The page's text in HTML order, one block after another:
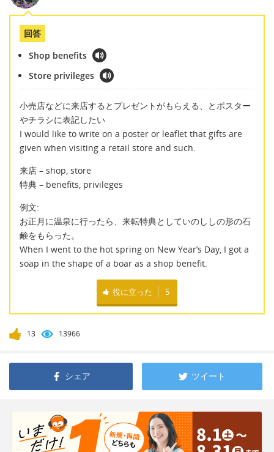
回答
Shop benefits
Store privileges
小売店などに来店するとプレゼントがもらえる、とポスター
やチラシに表記したい
I would like to write on a poster or leaflet that gifts are
given when visiting a retail store and such.
来店 – shop, store
特典 – benefits, privileges
例文:
お正月に温泉に行ったら、来転特典としていのししの形の石
鹸をもらった。
When I went to the hot spring on New Year’s Day, I got a
soap in the shape of a boar as a shop benefit.
役に立った 5
13 13966
シェア ツイート